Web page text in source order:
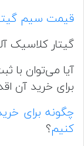
قیمت سیم
گیتار کلاسیک
آیا می‌توان با
برای خرید آن
چگونه برای
کنیم؟